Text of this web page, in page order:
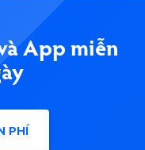
App miễn
PHÍ